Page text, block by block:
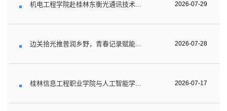
机电工程学院赴桂林东衡光通讯技术... 2026-07-29
边关拾光推普润乡野，青春记录赋能... 2026-07-28
桂林信息工程职业学院与人工智能学... 2026-07-17